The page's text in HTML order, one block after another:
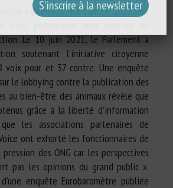
également que l’année 2027 sera
Le 10 juin 2021, le Parlement a
soutenant l’initiative citoyenne
voix pour et 37 contre. Une enquête
le lobbying contre la publication des
au bien-être des animaux révèle que
grâce à la liberté d’information
les associations partenaires de
ont exhorté les fonctionnaires de
des ONG car les perspectives
pas les opinions du grand public ».
enquête Eurobaromètre publiée